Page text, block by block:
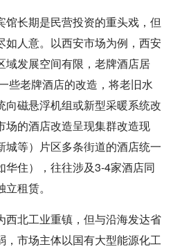
长期是民营投资的重头戏，但
如人意。以西安市场为例，西安
域发展空间有限，老牌酒店居
些老牌酒店的改造，将老旧水
向磁悬浮机组或新型采暖系统改
场的酒店改造呈现集群改造现
城等）片区多条街道的酒店统一
华住），往往涉及3-4家酒店同
租赁。
西北工业重镇，但与沿海发达省
，市场主体以国有大型能源化工